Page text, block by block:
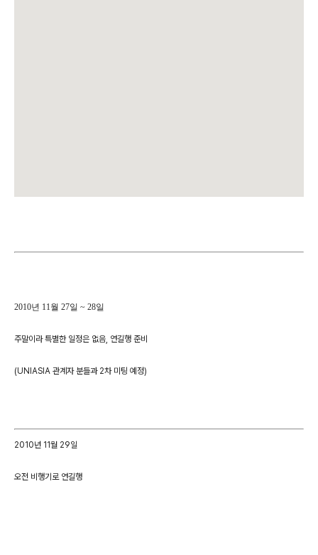
2010년 11월 27일 ~ 28일
주말이라 특별한 일정은 없음, 연길행 준비
(UNIASIA 관계자 분들과 2차 미팅 예정)
2010년 11월 29일
오전 비행기로 연길행